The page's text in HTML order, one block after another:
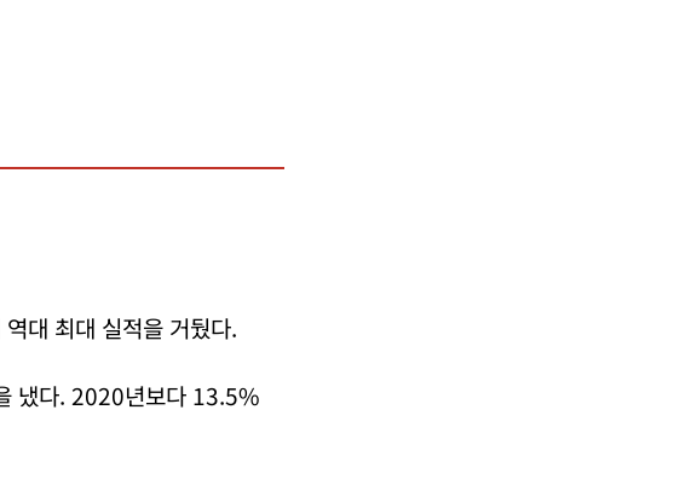
대 최대 실적을 거뒀다.
냈다. 2020년보다 13.5%